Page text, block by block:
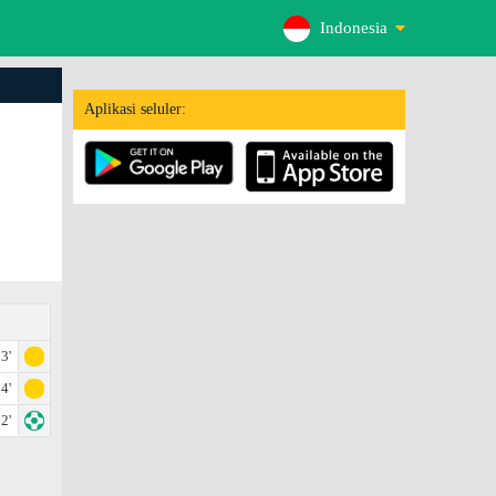
Indonesia
Aplikasi seluler: